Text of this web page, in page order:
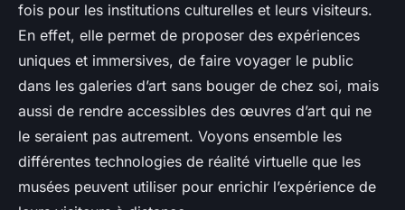
fois pour les institutions culturelles et leurs visiteurs.
En effet, elle permet de proposer des expériences
uniques et immersives, de faire voyager le public
dans les galeries d’art sans bouger de chez soi, mais
aussi de rendre accessibles des œuvres d’art qui ne
le seraient pas autrement. Voyons ensemble les
différentes technologies de réalité virtuelle que les
musées peuvent utiliser pour enrichir l’expérience de